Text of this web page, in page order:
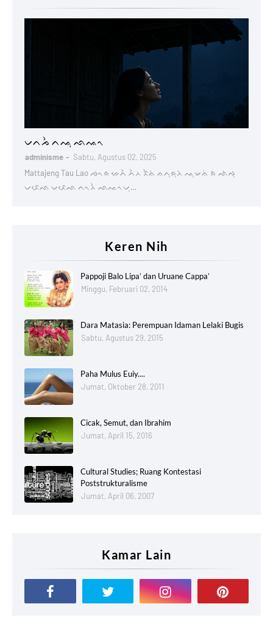
ᨆᨈᨍᨛ ᨈᨕᨘ ᨒᨕᨚ
adminisme
Sabtu, Agustus 02, 2025
Mattajeng Tau Lao ᨌᨚᨑ ᨀᨙᨈᨛ ᨈᨛᨂ ᨅᨛᨊᨗ ᨊᨈᨘᨑᨘᨂᨗ ᨕᨘᨉᨊᨗ ᨑᨗ ᨒᨗᨄᨘ
ᨆᨅᨙᨒ ᨆᨅᨙᨒ ᨈᨚᨂᨛ ᨒᨕᨚᨆᨘ…
Keren Nih
Pappoji Balo Lipa’ dan Uruane Cappa’
Minggu, Februari 02, 2014
Dara Matasia: Perempuan Idaman Lelaki Bugis
Sabtu, Agustus 29, 2015
Paha Mulus Euiy....
Jumat, Oktober 28, 2011
Cicak, Semut, dan Ibrahim
Jumat, April 15, 2016
Cultural Studies; Ruang Kontestasi
Poststrukturalisme
Jumat, April 06, 2007
Kamar Lain